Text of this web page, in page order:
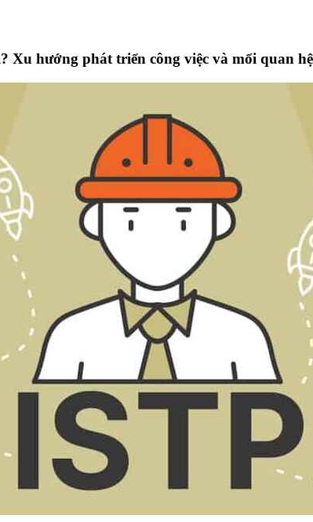
Xu hướng phát triển công việc và mối quan hệ